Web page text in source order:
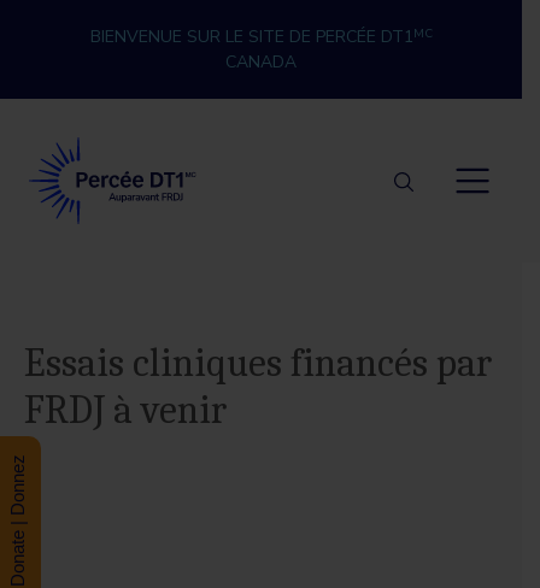
BIENVENUE SUR LE SITE DE PERCÉE DT1MC
CANADA
Essais cliniques financés par
FRDJ à venir
Donate | Donnez